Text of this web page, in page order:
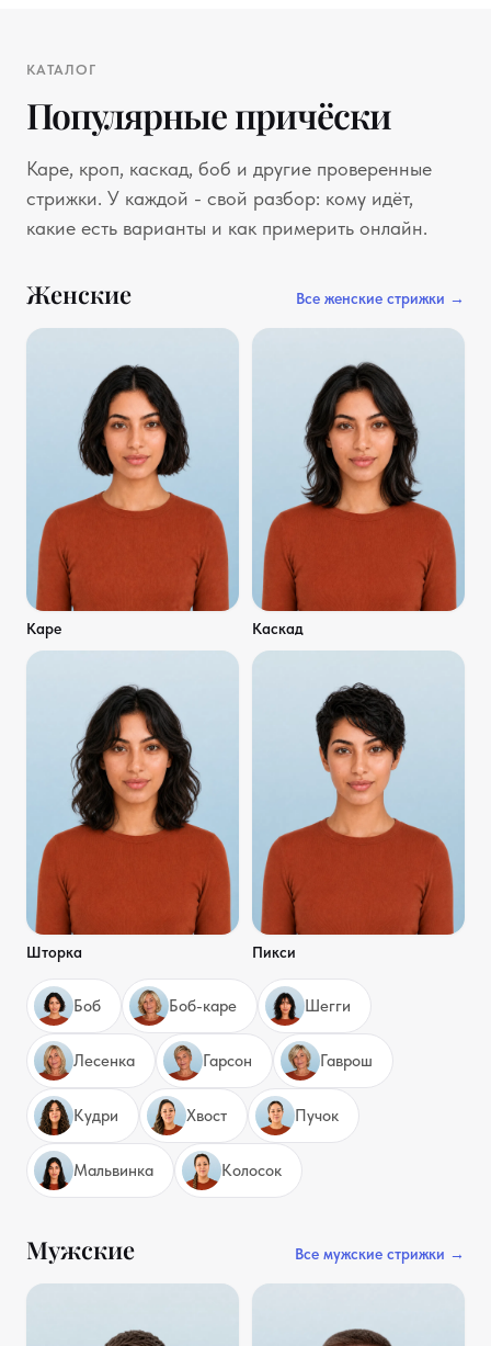
КАТАЛОГ
Популярные причёски
Каре, кроп, каскад, боб и другие проверенные
стрижки. У каждой - свой разбор: кому идёт,
какие есть варианты и как примерить онлайн.
Женские Все женские стрижки →
Каре Каскад
Шторка Пикси
Боб Боб-каре Шегги
Лесенка Гарсон Гаврош
Кудри Хвост Пучок
Мальвинка Колосок
Мужские Все мужские стрижки →